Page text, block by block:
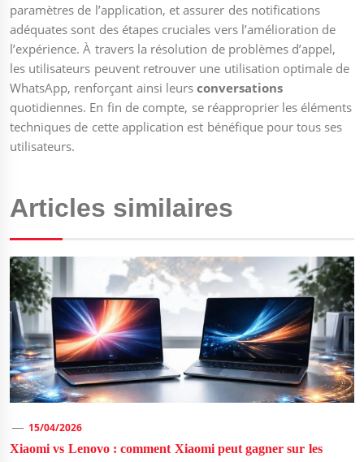
paramètres de l’application, et assurer des notifications
adéquates sont des étapes cruciales vers l’amélioration de
l’expérience. À travers la résolution de problèmes d’appel,
les utilisateurs peuvent retrouver une utilisation optimale de
WhatsApp, renforçant ainsi leursconversations
quotidiennes. En fin de compte, se réapproprier les éléments
techniques de cette application est bénéfique pour tous ses
utilisateurs.
Articles similaires
15/04/2026
Xiaomi vs Lenovo : comment Xiaomi peut gagner sur les